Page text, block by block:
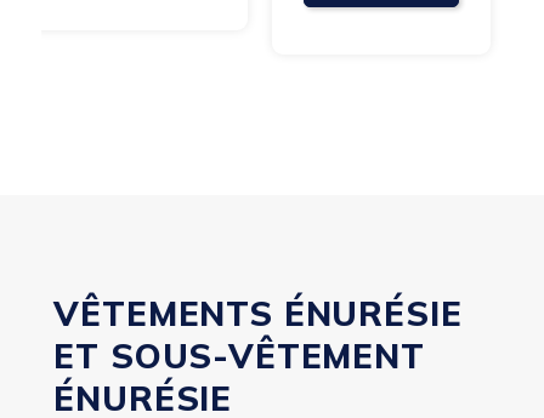
VÊTEMENTS ÉNURÉSIE
ET SOUS-VÊTEMENT
ÉNURÉSIE